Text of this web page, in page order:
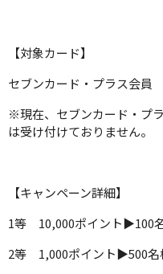
【対象カード】
セブンカード・プラス会員
※現在、セブンカード・プ
は受け付けておりません。
【キャンペーン詳細】
1等 10,000ポイント▶100
2等 1,000ポイント▶500名